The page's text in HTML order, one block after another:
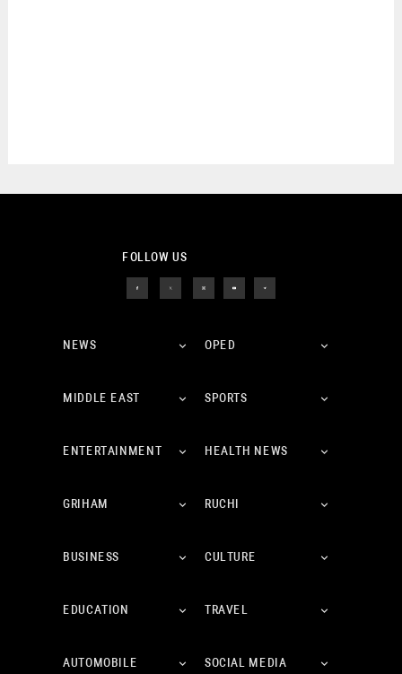
FOLLOW US
NEWS OPED
MIDDLE EAST SPORTS
ENTERTAINMENT HEALTH NEWS
GRIHAM RUCHI
BUSINESS CULTURE
EDUCATION TRAVEL
AUTOMOBILE SOCIAL MEDIA